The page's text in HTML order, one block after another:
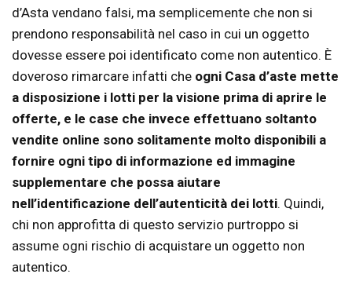
d’Asta vendano falsi, ma semplicemente che non si
prendono responsabilità nel caso in cui un oggetto
dovesse essere poi identificato come non autentico. È
doveroso rimarcare infatti che ogni Casa d’aste mette
a disposizione i lotti per la visione prima di aprire le
offerte, e le case che invece effettuano soltanto
vendite online sono solitamente molto disponibili a
fornire ogni tipo di informazione ed immagine
supplementare che possa aiutare
nell’identificazione dell’autenticità dei lotti. Quindi,
chi non approfitta di questo servizio purtroppo si
assume ogni rischio di acquistare un oggetto non
autentico.